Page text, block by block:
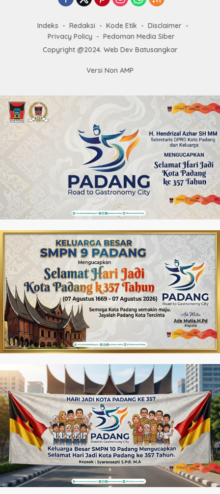
Indeks Redaksi Kode Etik
Disclaimer
Privacy Policy
Pedoman Media Siber
Copyright @2024. Web Dev Batusangkar
Versi Non AMP